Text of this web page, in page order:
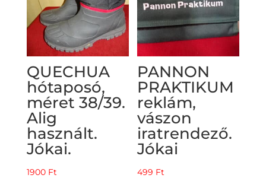
QUECHUA
hótaposó,
méret 38/39.
Alig
használt.
Jókai.
1900 Ft
PANNON
PRAKTIKUM
reklám,
vászon
iratrendező.
Jókai
499 Ft